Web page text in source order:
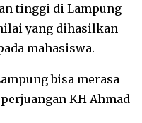
tinggi di Lampung
yang dihasilkan
mahasiswa.
bisa merasa
KH Ahmad